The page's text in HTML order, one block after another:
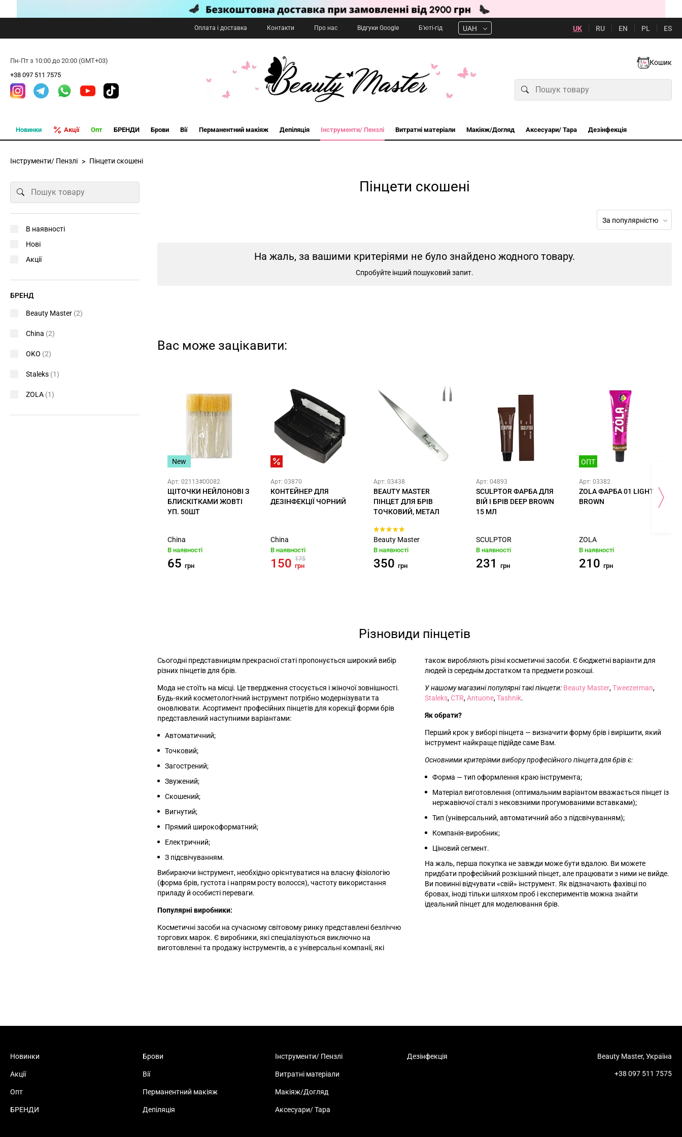
Оплата і доставка Контакти Про нас Відгуки Google Б'юті-гід UAH UK RU EN PL ES
Пн-Пт з 10:00 до 20:00 (GMT+03)
+38 097 511 7575
Кошик
Новинки Акції Опт БРЕНДИ Брови Вії Перманентний макіяж Депіляція Інструменти/ Пензлі Витратні матеріали Макіяж/Догляд Аксесуари/ Тара Дезінфекція
Інструменти/ Пензлі Пінцети скошені
Пінцети скошені
За популярністю
На жаль, за вашими критеріями не було знайдено жодного товару.
Спробуйте інший пошуковий запит.
Вас може зацікавити:
New
Арт: 02113#00082
ЩІТОЧКИ НЕЙЛОНОВІ З
БЛИСКІТКАМИ ЖОВТІ
УП. 50ШТ
China
В наявності
65 грн
Арт: 03870
КОНТЕЙНЕР ДЛЯ
ДЕЗІНФЕКЦІЇ ЧОРНИЙ
China
В наявності
150 175
грн
Арт: 03438
BEAUTY MASTER
ПІНЦЕТ ДЛЯ БРІВ
ТОЧКОВИЙ, МЕТАЛ
Beauty Master
В наявності
350 грн
Арт: 04893
SCULPTOR ФАРБА ДЛЯ
ВІЙ І БРІВ DEEP BROWN
15 МЛ
SCULPTOR
В наявності
231 грн
ОПТ
Арт: 03382
ZOLA ФАРБА 01 LIGHT
BROWN
ZOLA
В наявності
210 грн
Різновиди пінцетів
Сьогодні представницям прекрасної статі пропонується широкий вибір
різних пінцетів для брів.
Мода не стоїть на місці. Це твердження стосується і жіночої зовнішності.
Будь-який косметологічний інструмент потрібно модернізувати та
оновлювати. Асортимент професійних пінцетів для корекції форми брів
представлений наступними варіантами:
Автоматичний;
Точковий;
Загострений;
Звужений;
Скошений;
Вигнутий;
Прямий широкоформатний;
Електричний;
З підсвічуванням.
Вибираючи інструмент, необхідно орієнтуватися на власну фізіологію
(форма брів, густота і напрям росту волосся), частоту використання
приладу й особисті переваги.
Популярні виробники:
Косметичні засоби на сучасному світовому ринку представлені безліччю
торгових марок. Є виробники, які спеціалізуються виключно на
виготовленні та продажу інструментів, а є універсальні компанії, які
також виробляють різні косметичні засоби. Є бюджетні варіанти для
людей із середнім достатком та предмети розкоші.
У нашому магазині популярні такі пінцети: Beauty Master,Tweezerman,
Staleks, CTR,Antuone,Tashnik.
Як обрати?
Перший крок у виборі пінцета — визначити форму брів і вирішити, який
інструмент найкраще підійде саме Вам.
Основними критеріями вибору професійного пінцета для брів є:
Форма —тип оформлення краю інструмента;
Матеріал виготовлення (оптимальним варіантом вважається пінцет із
нержавіючої сталі з нековзними прогумованими вставками);
Тип (універсальний, автоматичний або з підсвічуванням);
Компанія-виробник;
Ціновий сегмент.
На жаль, перша покупка не завжди може бути вдалою. Ви можете
придбати професійний розкішний пінцет, але працювати з ними не вийде.
Ви повинні відчувати «свій» інструмент. Як відзначають фахівці по
бровах, іноді тільки шляхом проб і експериментів можна знайти
ідеальний пінцет для моделювання брів.
В наявності
Нові
Акції
БРЕНД
Beauty Master (2)
China (2)
OKO (2)
Staleks (1)
ZOLA (1)
Новинки
Акції
Опт
БРЕНДИ
Брови
Вії
Перманентний макіяж
Депіляція
Інструменти/ Пензлі
Витратні матеріали
Макіяж/Догляд
Аксесуари/ Тара
Дезінфекція Beauty Master, Україна
+38 097 511 7575